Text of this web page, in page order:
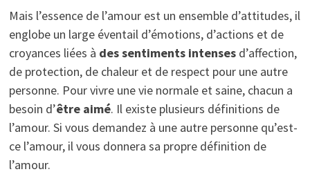
Mais l’essence de l’amour est un ensemble d’attitudes, il
englobe un large éventail d’émotions, d’actions et de
croyances liées à dessentiments intensesd’affection,
de protection, de chaleur et de respect pour une autre
personne. Pour vivre une vie normale et saine, chacun a
besoin d’être aimé. Il existe plusieurs définitions de
l’amour. Si vous demandez à une autre personne qu’est-
ce l’amour, il vous donnera sa propre définition de
l’amour.